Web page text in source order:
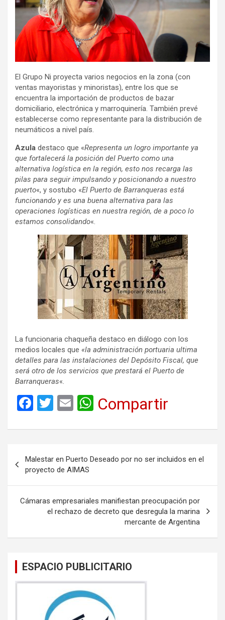
El Grupo Ni proyecta varios negocios en la zona (con
ventas mayoristas y minoristas), entre los que se
encuentra la importación de productos de bazar
domiciliario, electrónica y marroquinería. También prevé
establecerse como representante para la distribución de
neumáticos a nivel país.
Azula destaco que «Representa un logro importante ya
que fortalecerá la posición del Puerto como una
alternativa logística en la región, esto nos recarga las
pilas para seguir impulsando y posicionando a nuestro
puerto«, y sostubo «El Puerto de Barranqueras está
funcionando y es una buena alternativa para las
operaciones logísticas en nuestra región, de a poco lo
estamos consolidando«.
La funcionaria chaqueña destaco en diálogo con los
medios locales que «la administración portuaria ultima
detalles para las instalaciones del Depósito Fiscal, que
será otro de los servicios que prestará el Puerto de
Barranqueras«.
F
ce
b
o
o
k
T
tt
er
E
ail
W
at
A
p
p
Compartir
de
entradas
Malestar en Puerto Deseado por no ser incluidos en el
proyecto de AIMAS
Cámaras empresariales manifiestan preocupación por
el rechazo de decreto que desregula la marina
mercante de Argentina
ESPACIO PUBLICITARIO